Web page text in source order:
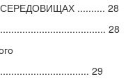
.......... 28
28
29